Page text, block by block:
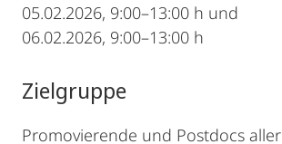
05.02.2026, 9:00–13:00 h und
06.02.2026, 9:00–13:00 h
Zielgruppe
Promovierende und Postdocs aller